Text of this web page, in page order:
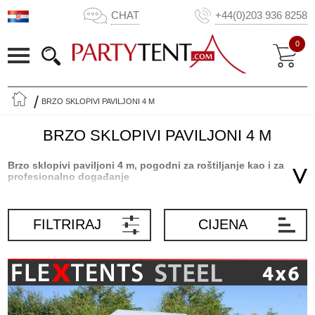
CHAT +44(0)203 936 8258
0
BRZO SKLOPIVI PAVILJONI 4 M
BRZO SKLOPIVI PAVILJONI 4 M
Brzo sklopivi paviljoni 4 m, pogodni za roštiljanje kao i za
profesionalno događanje
visokokvalitetni, lagani i kompaktni paviljoni. Ovi elegantni paviljoni
se mogu koristiti za privatne zabave kao i za profesionalna
mnogo toga. Ovi inovativni brzo sklopivi paviljoni su prirodno
okupljalište, kao i praktično utočište koje vam pruža hladovinu od
sunca i zaštitu od kiše. Popularni brzo sklopivi paviljoni iz
Partytent.coma profesionalna su referentna vrijednost za sve koji
FILTRIRAJ CIJENA